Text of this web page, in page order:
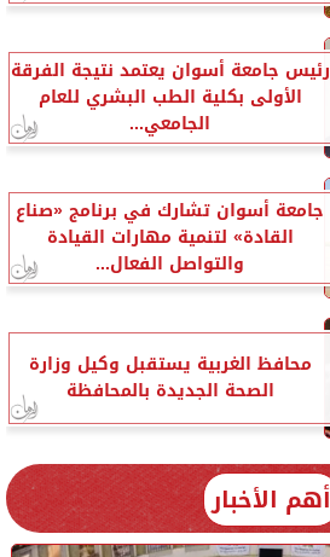
رئيس جامعة أسوان يعتمد نتيجة الفرقة
الأولى بكلية الطب البشري للعام
الجامعي...
جامعة أسوان تشارك في برنامج «صناع
القادة» لتنمية مهارات القيادة
والتواصل الفعال...
محافظ الغربية يستقبل وكيل وزارة
الصحة الجديدة بالمحافظة
أهم الأخبار